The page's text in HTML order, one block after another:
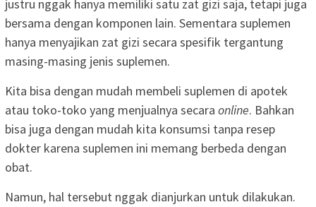
justru nggak hanya memiliki satu zat gizi saja, tetapi juga
bersama dengan komponen lain. Sementara suplemen
hanya menyajikan zat gizi secara spesifik tergantung
masing-masing jenis suplemen.
Kita bisa dengan mudah membeli suplemen di apotek
atau toko-toko yang menjualnya secara online. Bahkan
bisa juga dengan mudah kita konsumsi tanpa resep
dokter karena suplemen ini memang berbeda dengan
obat.
Namun, hal tersebut nggak dianjurkan untuk dilakukan.